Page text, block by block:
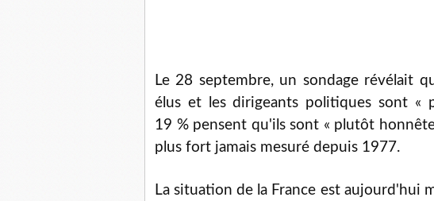
Le 28 septembre, un sondage révélait
élus et les dirigeants politiques sont «
19 % pensent qu'ils sont « plutôt
plus fort jamais mesuré depuis 1977.
La situation de la France est aujourd'hui